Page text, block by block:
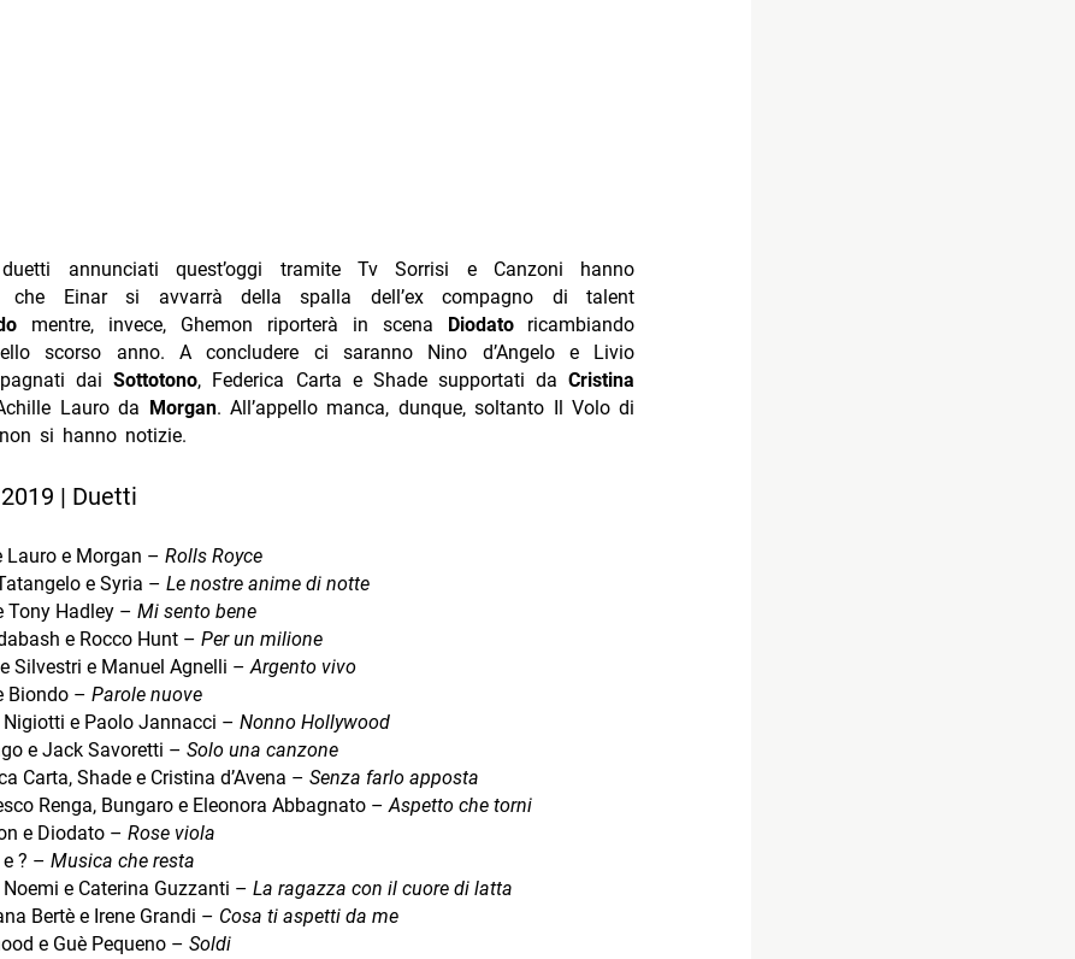
annunciati quest’oggi tramite Tv Sorrisi e Canzoni hanno
che Einar si avvarrà della spalla dell’ex compagno di talent
mentre, invece, Ghemon riporterà in scena Diodatoricambiando
scorso anno. A concludere ci saranno Nino d’Angelo e Livio
daiSottotono, Federica Carta e Shade supportati daCristina
Lauro da Morgan. All’appello manca, dunque, soltanto Il Volo di
si hanno notizie.
| Duetti
Lauro e Morgan – Rolls Royce
e Syria – Le nostre anime di notte
Tony Hadley – Mi sento bene
e Rocco Hunt – Per un milione
Silvestri e Manuel Agnelli –Argento vivo
Biondo – Parole nuove
Nigiotti e Paolo Jannacci – Nonno Hollywood
e Jack Savoretti – Solo una canzone
Carta, Shade e Cristina d’Avena – Senza farlo apposta
Renga, Bungaro e Eleonora Abbagnato –Aspetto che torni
e Diodato – Rose viola
? – Musica che resta
Noemi e Caterina Guzzanti – La ragazza con il cuore di latta
Bertè e Irene Grandi – Cosa ti aspetti da me
e Guè Pequeno – Soldi